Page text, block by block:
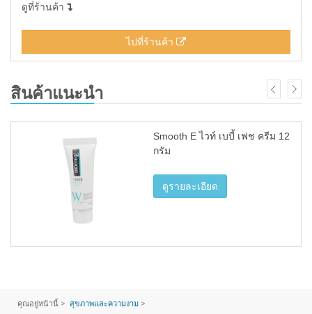
ดูที่ร้านค้า
ไปที่ร้านค้า
สินค้าแนะนำ
Smooth E ไวท์ เบบี้ เฟช ครีม 12
กรัม
ดูรายละเอียด
คุณอยู่หน้านี้ > สุขภาพและความงาม >